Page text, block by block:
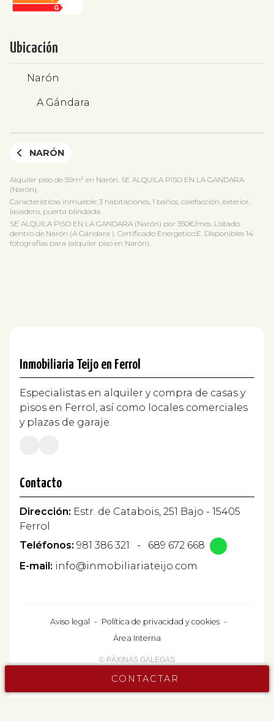
CONTACTAR
Ubicación
Narón
A Gándara
NARÓN
Alquiler piso de 59m² en Narón. SE ALQUILA PISO EN LA GANDARA
(Narón).
Características inmueble: 3 habitaciones, 1 baños, calefacción, exterior,
lavadero, puerta blindada.
SE ALQUILA PISO EN LA GANDARA (Narón) por 350€/mes. Listado
dentro de Narón (A Gándara ). Certificado Energetico:E. Disponibles 14
fotografias para (alquiler piso en Narón).
Inmobiliaria Teijo en Ferrol
Especialistas en alquiler y compra de casas y
pisos en Ferrol, así como locales comerciales
y plazas de garaje.
Contacto
Dirección: Estr. de Catabois, 251 Bajo - 15405
Ferrol
Teléfonos: 981 386 321 -
689 672 668
E-mail: info@inmobiliariateijo.com
Aviso legal - Política de privacidad y cookies -
Área Interna
© PÁXINAS GALEGAS